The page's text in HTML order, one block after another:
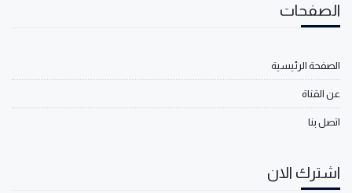
الصفحات
الصفحة الرئيسية
عن القناة
اتصل بنا
اشترك الان